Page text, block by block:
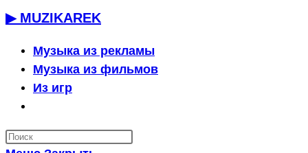
Перейти
содержимому
▶ MUZIKAREK
Музыка из рекламы
Музыка из фильмов
Из игр
по